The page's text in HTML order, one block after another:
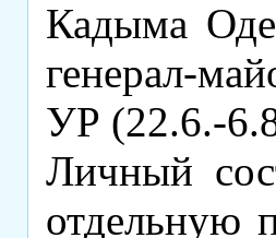
Кадыма
генерал-
УР (22.6.-
Личный
отдельную